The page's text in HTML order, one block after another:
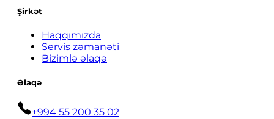
Şirkət
Haqqımızda
Servis zəmanəti
Bizimlə əlaqə
Əlaqə
+994 55 200 35 02